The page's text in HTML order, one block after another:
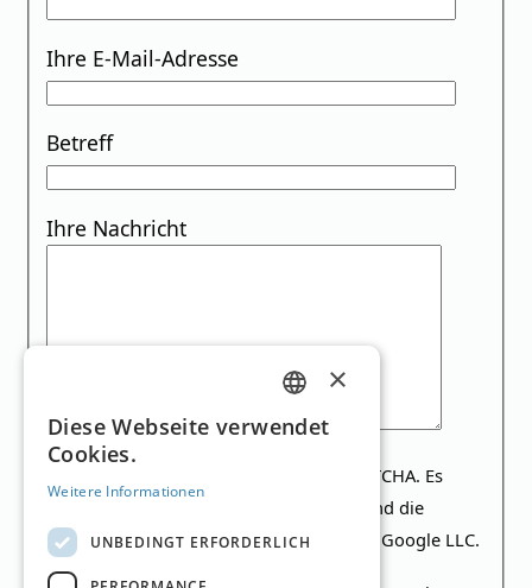
Ihre E-Mail-Adresse
Betreff
Ihre Nachricht
Diese Seite ist geschützt durch reCAPTCHA. Es
und die
Allgemeinen Geschäftsbedingungen
von Google LLC.
GERMAN
×
Diese Webseite verwendet
Cookies.
Weitere Informationen
UNBEDINGT ERFORDERLICH